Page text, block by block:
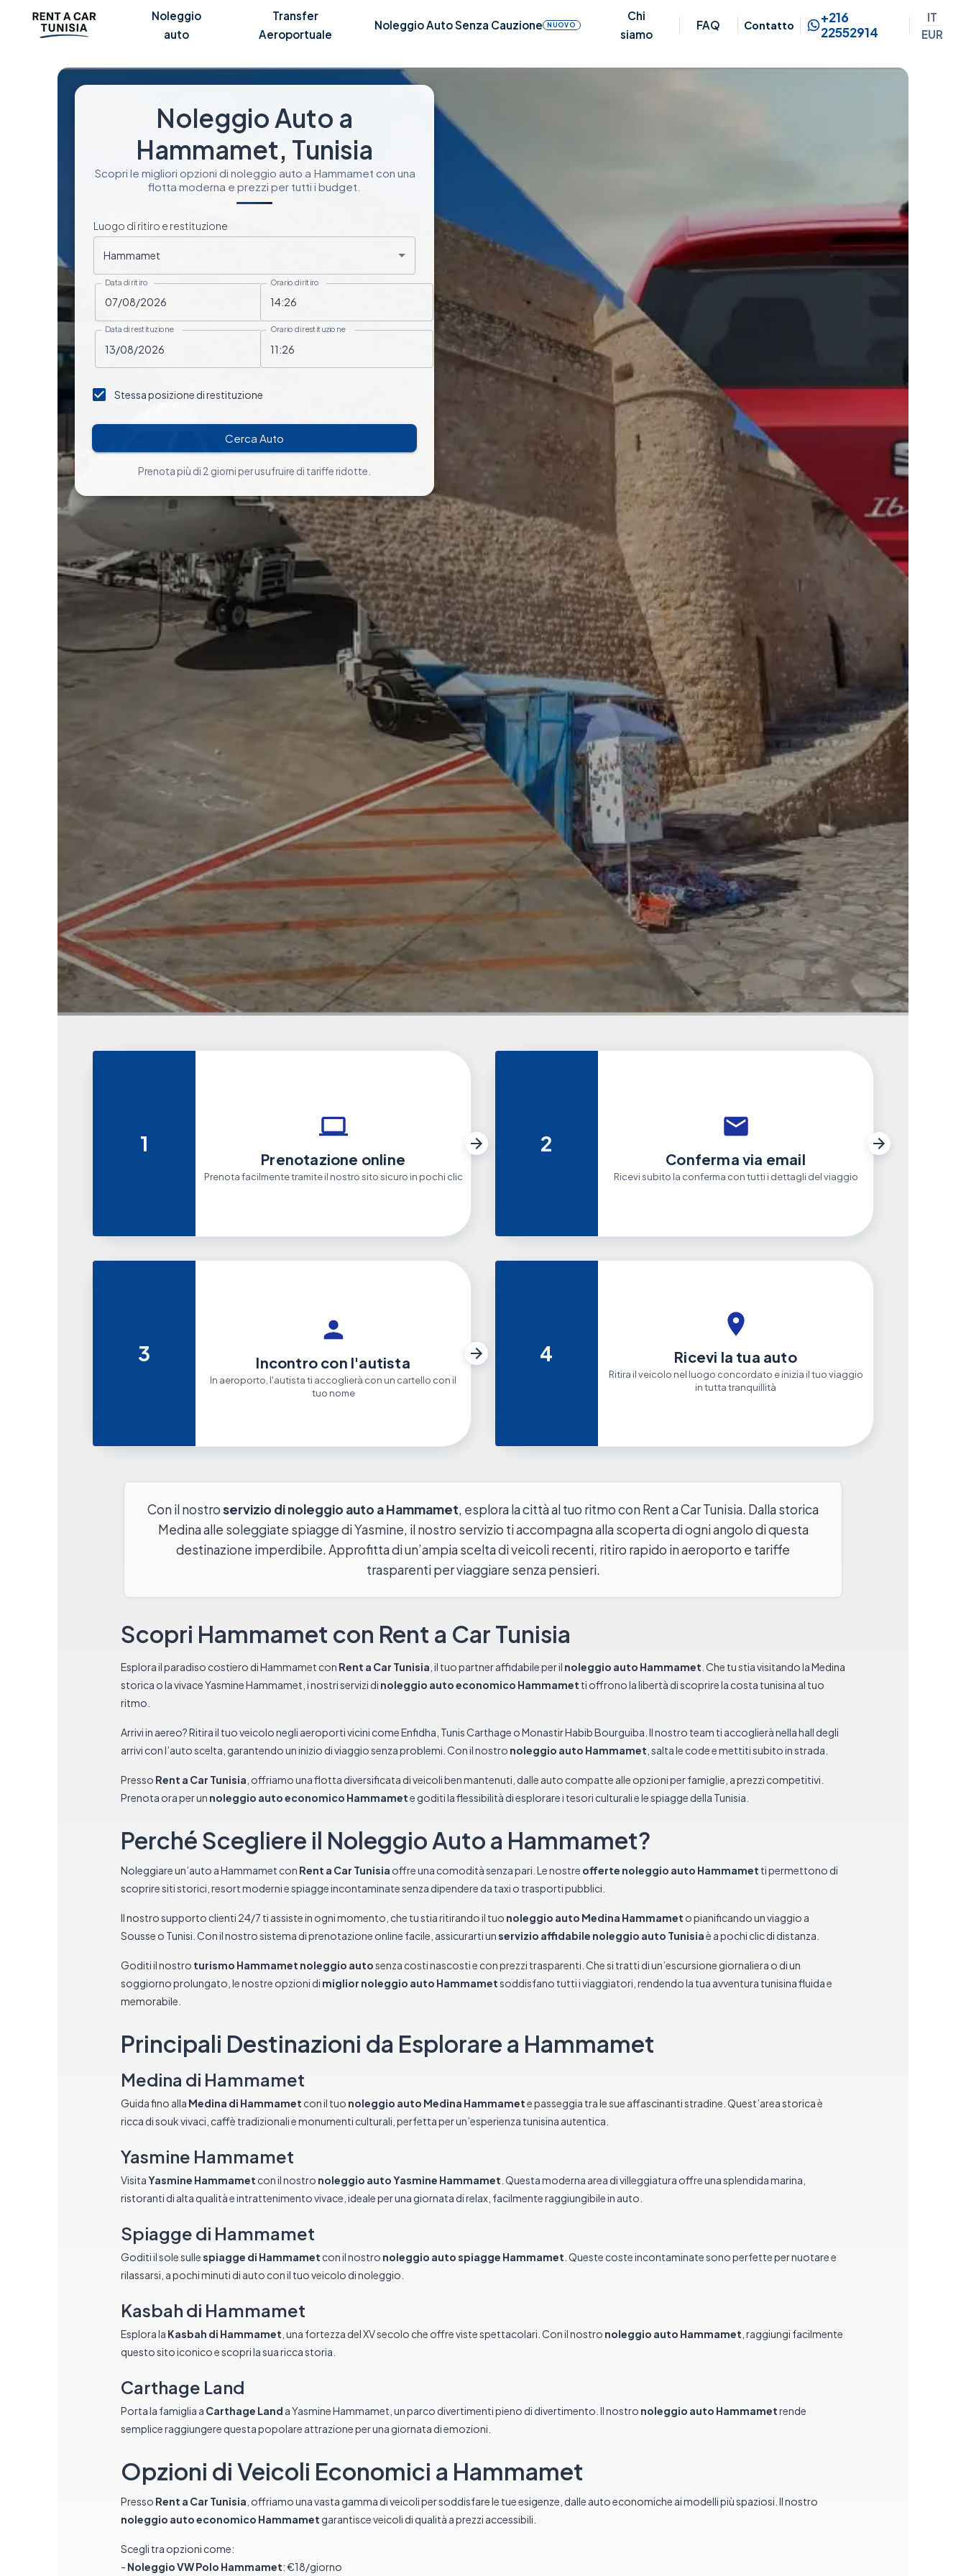
Noleggio
auto
Transfer
Aeroportuale
Noleggio Auto Senza Cauzione NUOVO
Chi
siamo
FAQ Contatto
+216
22552914
IT
EUR
Noleggio Auto a
Hammamet, Tunisia
Scopri le migliori opzioni di noleggio auto a Hammamet con una
flotta moderna e prezzi per tutti i budget.
Luogo di ritiro e restituzione
Hammamet
Data di ritiro Orario di ritiro
Data di restituzione Orario di restituzione
Stessa posizione di restituzione
Cerca Auto
Prenota più di 2 giorni per usufruire di tariffe ridotte.
1
Prenotazione online
Prenota facilmente tramite il nostro sito sicuro in pochi clic
2
Conferma via email
Ricevi subito la conferma con tutti i dettagli del viaggio
3 Incontro con l'autista
In aeroporto, l'autista ti accoglierà con un cartello con il
tuo nome
4 Ricevi la tua auto
Ritira il veicolo nel luogo concordato e inizia il tuo viaggio
in tutta tranquillità
Con il nostroservizio di noleggio auto a Hammamet, esplora la città al tuo ritmo con Rent a Car Tunisia. Dalla storica
Medina alle soleggiate spiagge di Yasmine, il nostro servizio ti accompagna alla scoperta di ogni angolo di questa
destinazione imperdibile. Approfitta di un’ampia scelta di veicoli recenti, ritiro rapido in aeroporto e tariffe
trasparenti per viaggiare senza pensieri.
Scopri Hammamet con Rent a Car Tunisia
Esplora il paradiso costiero di Hammamet con Rent a Car Tunisia , il tuo partner affidabile per il noleggio auto Hammamet . Che tu stia visitando la Medina
storica o la vivace Yasmine Hammamet, i nostri servizi di noleggio auto economico Hammamet ti offrono la libertà di scoprire la costa tunisina al tuo
ritmo.
Arrivi in aereo? Ritira il tuo veicolo negli aeroporti vicini come Enfidha, Tunis Carthage o Monastir Habib Bourguiba. Il nostro team ti accoglierà nella hall degli
arrivi con l’auto scelta, garantendo un inizio di viaggio senza problemi. Con il nostro noleggio auto Hammamet , salta le code e mettiti subito in strada.
Presso Rent a Car Tunisia , offriamo una flotta diversificata di veicoli ben mantenuti, dalle auto compatte alle opzioni per famiglie, a prezzi competitivi.
Prenota ora per un noleggio auto economico Hammamete goditi la flessibilità di esplorare i tesori culturali e le spiagge della Tunisia.
Perché Scegliere il Noleggio Auto a Hammamet?
Noleggiare un’auto a Hammamet con Rent a Car Tunisia offre una comodità senza pari. Le nostre offerte noleggio auto Hammamet ti permettono di
scoprire siti storici, resort moderni e spiagge incontaminate senza dipendere da taxi o trasporti pubblici.
Il nostro supporto clienti 24/7 ti assiste in ogni momento, che tu stia ritirando il tuo noleggio auto Medina Hammamet o pianificando un viaggio a
Sousse o Tunisi. Con il nostro sistema di prenotazione online facile, assicurarti unservizio affidabile noleggio auto Tunisiaè a pochi clic di distanza.
Goditi il nostro turismo Hammamet noleggio autosenza costi nascosti e con prezzi trasparenti. Che si tratti di un’escursione giornaliera o di un
soggiorno prolungato, le nostre opzioni di miglior noleggio auto Hammametsoddisfano tutti i viaggiatori, rendendo la tua avventura tunisina fluida e
memorabile.
Principali Destinazioni da Esplorare a Hammamet
Medina di Hammamet
Guida fino alla Medina di Hammamet con il tuo noleggio auto Medina Hammamete passeggia tra le sue affascinanti stradine. Quest’area storica è
ricca di souk vivaci, caffè tradizionali e monumenti culturali, perfetta per un’esperienza tunisina autentica.
Yasmine Hammamet
VisitaYasmine Hammamet con il nostro noleggio auto Yasmine Hammamet . Questa moderna area di villeggiatura offre una splendida marina,
ristoranti di alta qualità e intrattenimento vivace, ideale per una giornata di relax, facilmente raggiungibile in auto.
Spiagge di Hammamet
Goditi il sole sullespiagge di Hammamet con il nostro noleggio auto spiagge Hammamet . Queste coste incontaminate sono perfette per nuotare e
rilassarsi, a pochi minuti di auto con il tuo veicolo di noleggio.
Kasbah di Hammamet
Esplora la Kasbah di Hammamet , una fortezza del XV secolo che offre viste spettacolari. Con il nostro noleggio auto Hammamet , raggiungi facilmente
questo sito iconico e scopri la sua ricca storia.
Carthage Land
Porta la famiglia a Carthage Land a Yasmine Hammamet, un parco divertimenti pieno di divertimento. Il nostro noleggio auto Hammametrende
semplice raggiungere questa popolare attrazione per una giornata di emozioni.
Opzioni di Veicoli Economici a Hammamet
Presso Rent a Car Tunisia , offriamo una vasta gamma di veicoli per soddisfare le tue esigenze, dalle auto economiche ai modelli più spaziosi. Il nostro
noleggio auto economico Hammamet garantisce veicoli di qualità a prezzi accessibili.
Scegli tra opzioni come:
- Noleggio VW Polo Hammamet: €18/giorno